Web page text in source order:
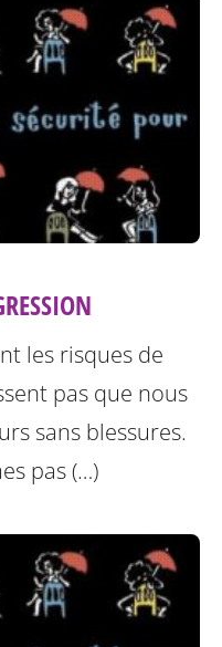
les risques de
pas que nous
sans blessures.
pas (…)